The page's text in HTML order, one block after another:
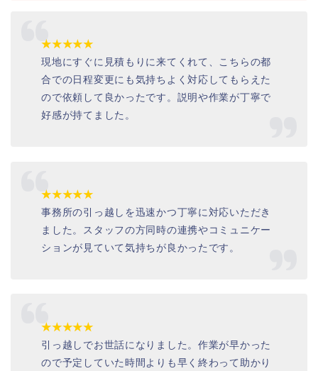
★★★★★
現地にすぐに見積もりに来てくれて、こちらの都
合での日程変更にも気持ちよく対応してもらえた
ので依頼して良かったです。説明や作業が丁寧で
好感が持てました。
★★★★★
事務所の引っ越しを迅速かつ丁寧に対応いただき
ました。スタッフの方同時の連携やコミュニケー
ションが見ていて気持ちが良かったです。
★★★★★
引っ越しでお世話になりました。作業が早かった
ので予定していた時間よりも早く終わって助かり